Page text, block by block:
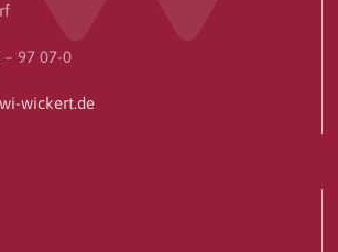
– 97 07-0
wickert.de